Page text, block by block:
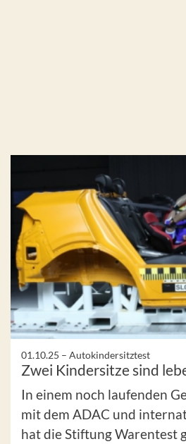
01.10.25 – Autokindersitztest
Zwei Kindersitze sind
In einem noch laufenden
mit dem ADAC und
hat die Stiftung Warentest